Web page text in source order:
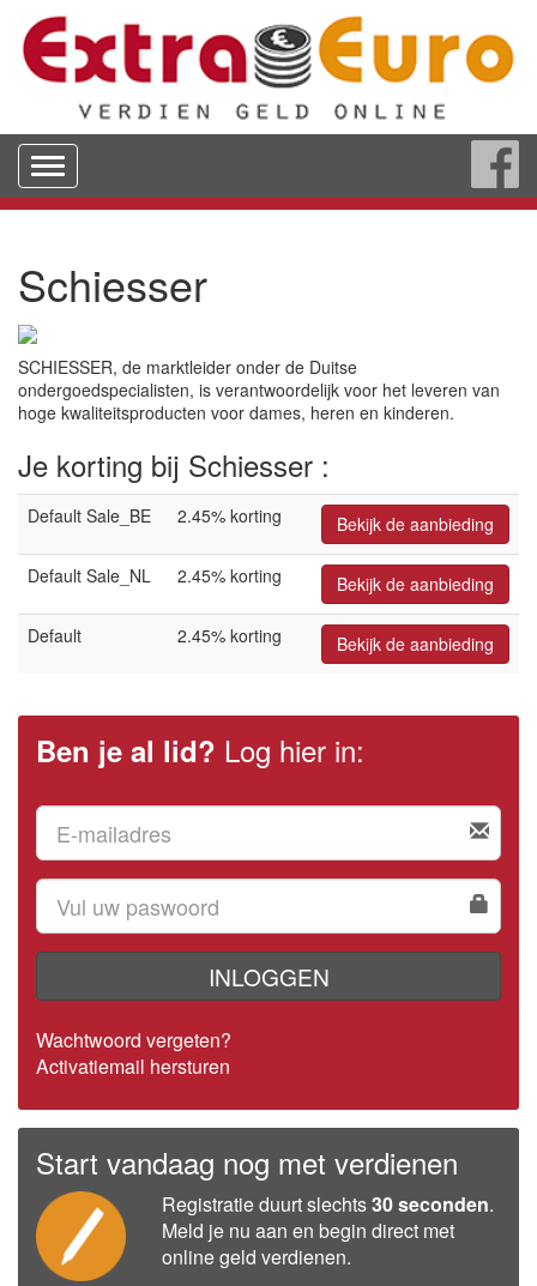
Toggle
navigation
Schiesser
SCHIESSER, de marktleider onder de Duitse
ondergoedspecialisten, is verantwoordelijk voor het leveren van
hoge kwaliteitsproducten voor dames, heren en kinderen.
Je korting bij Schiesser :
Default Sale_BE 2.45% korting Bekijk de aanbieding
Default Sale_NL 2.45% korting Bekijk de aanbieding
Default 2.45% korting Bekijk de aanbieding
Ben je al lid? Log hier in:
INLOGGEN
Wachtwoord vergeten?
Activatiemail hersturen
Start vandaag nog met verdienen
Registratie duurt slechts30 seconden.
Meld je nu aan en begin direct met
online geld verdienen.